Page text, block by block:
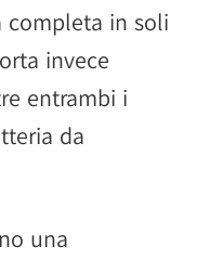
completa in soli
invece
entrambi i
da
una